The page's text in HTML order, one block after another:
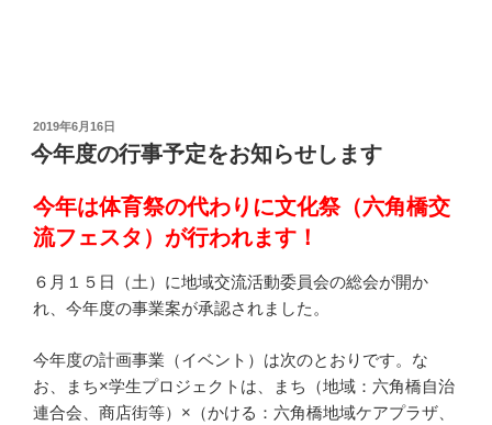
投
稿
日:
2019年6月16日
今年度の行事予定をお知らせします
今年は体育祭の代わりに文化祭（六角橋交
流フェスタ）が行われます！
６月１５日（土）に地域交流活動委員会の総会が開か
れ、今年度の事業案が承認されました。
今年度の計画事業（イベント）は次のとおりです。な
お、まち×学生プロジェクトは、まち（地域：六角橋自治
連合会、商店街等）×（かける：六角橋地域ケアプラザ、